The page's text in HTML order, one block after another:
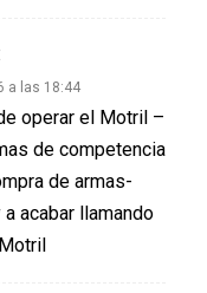
a las 18:44
operar el Motril –
de competencia
de armas-
acabar llamando